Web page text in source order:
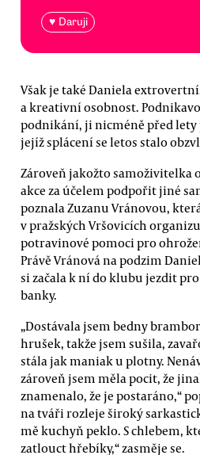
♥ Daruji
Však je také Daniela
a kreativní osobnost.
podnikání, ji nicméně před lety
jejíž splácení se letos stalo
Zároveň jakožto
akce za účelem podpořit jiné
poznala Zuzanu Vránovou,
v pražských Vršovicích
potravinové pomoci pro
Právě Vránová na podzim
si začala k ní do klubu jezdit
banky.
„Dostávala jsem bedny
hrušek, takže jsem sušila,
stála jak maniak u plotny.
zároveň jsem měla pocit, že
znamenalo, že je postaráno,“
na tváři rozleje široký
mě kuchyň peklo. S chlebem,
zatlouct hřebíky,“ zasměje se.